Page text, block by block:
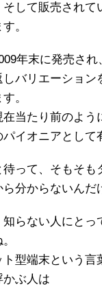
して販売されて
。
年末に発売さ
バリエーション
。
当たり前のよう
イオニアとして
待って、そもそ
分からないんだ
らない人にとっ
型端末という言
かぶ人は